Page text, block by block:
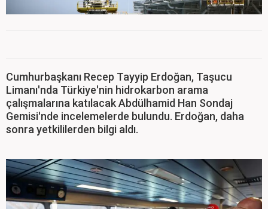
Cumhurbaşkanı Recep Tayyip Erdoğan, Taşucu
Limanı'nda Türkiye'nin hidrokarbon arama
çalışmalarına katılacak Abdülhamid Han Sondaj
Gemisi'nde incelemelerde bulundu. Erdoğan, daha
sonra yetkililerden bilgi aldı.